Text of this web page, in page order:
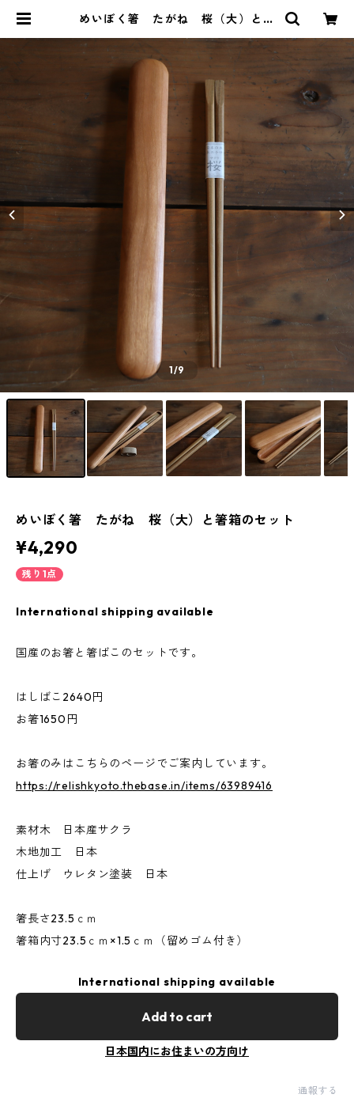
めいぼく箸 たがね 桜（大）と箸
らしの雑貨店
1/9
めいぼく箸 たがね 桜（大）と箸箱のセット
¥4,290
残り1点
International shipping available
国産のお箸と箸ばこのセットです。
はしばこ2640円
お箸1650円
お箸のみはこちらのページでご案内しています。
https://relishkyoto.thebase.in/items/63989416
素材木 日本産サクラ
木地加工 日本
仕上げ ウレタン塗装 日本
箸長さ23.5ｃｍ
箸箱内寸23.5ｃｍ×1.5ｃｍ（留めゴム付き）
International shipping available
Add to cart
日本国内にお住まいの方向け
通報する